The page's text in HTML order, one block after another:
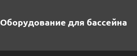
Оборудование для бассейна